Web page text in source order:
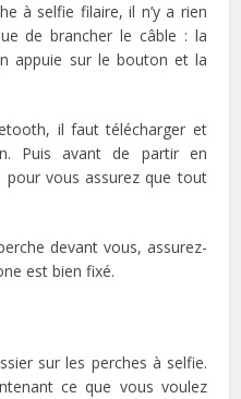
à selfie filaire, il n’y a rien
de brancher le câble : la
appuie sur le bouton et la
il faut télécharger et
Puis avant de partir en
pour vous assurez que tout
devant vous, assurez-
est bien fixé.
sur les perches à selfie.
ce que vous voulez